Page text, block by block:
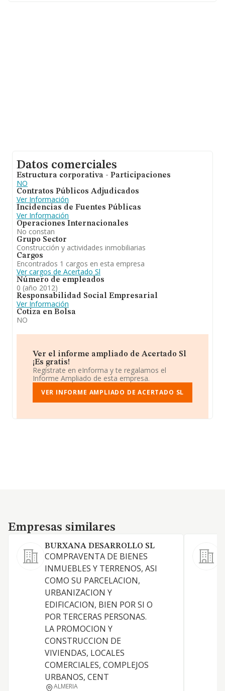
Datos comerciales
Estructura corporativa - Participaciones
NO
Contratos Públicos Adjudicados
Ver Información
Incidencias de Fuentes Públicas
Ver Información
Operaciones Internacionales
No constan
Grupo Sector
Construcción y actividades inmobiliarias
Cargos
Encontrados 1 cargos en esta empresa
Ver cargos de Acertado Sl
Número de empleados
0 (año 2012)
Responsabilidad Social Empresarial
Ver Información
Cotiza en Bolsa
NO
Ver el informe ampliado de Acertado Sl
¡Es gratis!
Regístrate en eInforma y te regalamos el
Informe Ampliado de esta empresa.
VER INFORME AMPLIADO DE ACERTADO SL
Empresas similares
Empresas similares
BURXANA DESARROLLO SL
COMPRAVENTA DE BIENES
INMUEBLES Y TERRENOS, ASI
COMO SU PARCELACION,
URBANIZACION Y
EDIFICACION, BIEN POR SI O
POR TERCERAS PERSONAS.
LA PROMOCION Y
CONSTRUCCION DE
VIVIENDAS, LOCALES
COMERCIALES, COMPLEJOS
URBANOS, CENT
ALMERIA